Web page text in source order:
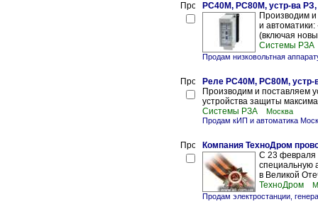
РС40М, РС80М, устр-ва
Производим
и
(включая
Системы РЗА
Продам низковольтная
Реле РС40М, РС80М,
Производим и поставляем
устройства защиты
Системы РЗА
Москва
Продам кИП и автоматика
Компания ТехноДром
С 23 февраля
специальную
в Великой
ТехноДром
Продам электростанции,